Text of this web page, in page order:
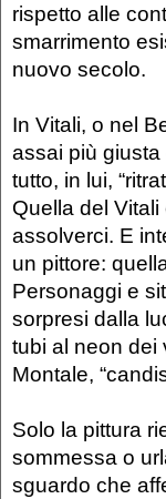
rispetto alle
smarrimento
nuovo secolo.
In Vitali, o nel
assai più
tutto, in lui,
Quella del
assolverci. E
un pittore:
Personaggi e
sorpresi dalla
tubi al neon dei
Montale,
Solo la pittura
sommessa o
sguardo che